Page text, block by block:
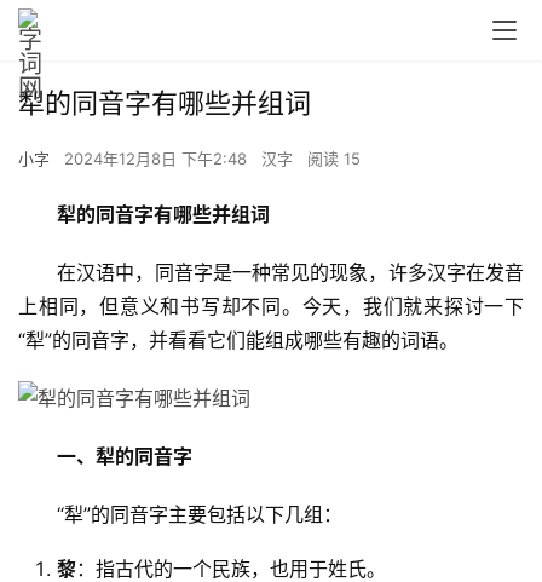
犁的同音字有哪些并组词
小字 2024年12月8日 下午2:48 汉字 阅读 15
犁的同音字有哪些并组词
在汉语中，同音字是一种常见的现象，许多汉字在发音
上相同，但意义和书写却不同。今天，我们就来探讨一下
“犁”的同音字，并看看它们能组成哪些有趣的词语。
一、犁的同音字
“犁”的同音字主要包括以下几组：
黎：指古代的一个民族，也用于姓氏。